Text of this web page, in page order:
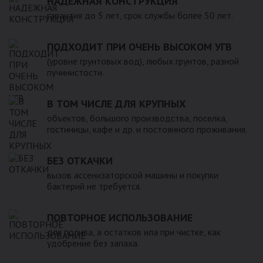
гарантия до 5 лет, срок службы более 50 лет.
ПОДХОДИТ ПРИ ОЧЕНЬ ВЫСОКОМ УГВ
(уровне грунтовых вод), любых грунтов, разной
пучинистости.
В ТОМ ЧИСЛЕ ДЛЯ КРУПНЫХ
объектов, большого производства, поселка,
гостиницы, кафе и др. и постоянного проживания.
БЕЗ ОТКАЧКИ
вызов ассенизаторской машины и покупки
бактерий не требуется.
ПОВТОРНОЕ ИСПОЛЬЗОВАНИЕ
для полива, а остатков ила при чистке, как
удобрение без запаха.